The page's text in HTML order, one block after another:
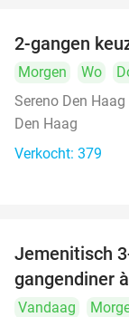
2-gangen
Morgen Wo
Sereno Den Haag
Den Haag
Verkocht: 379
Jemenitisch
gangendiner
Vandaag